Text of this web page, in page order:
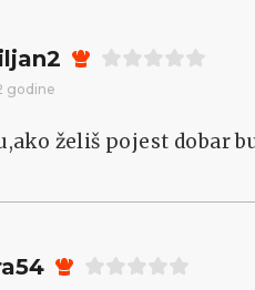
godine
želiš pojest dobar